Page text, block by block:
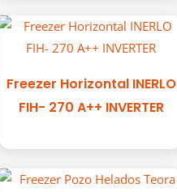
Freezer Horizontal INERLO
FIH- 270 A++ INVERTER